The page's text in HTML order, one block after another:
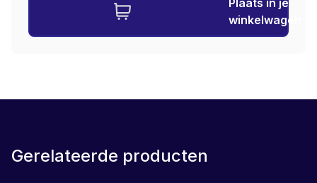
Plaats in je
winkelwagen
Gerelateerde producten